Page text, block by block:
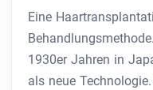
Eine
1930er Jahren in
als neue